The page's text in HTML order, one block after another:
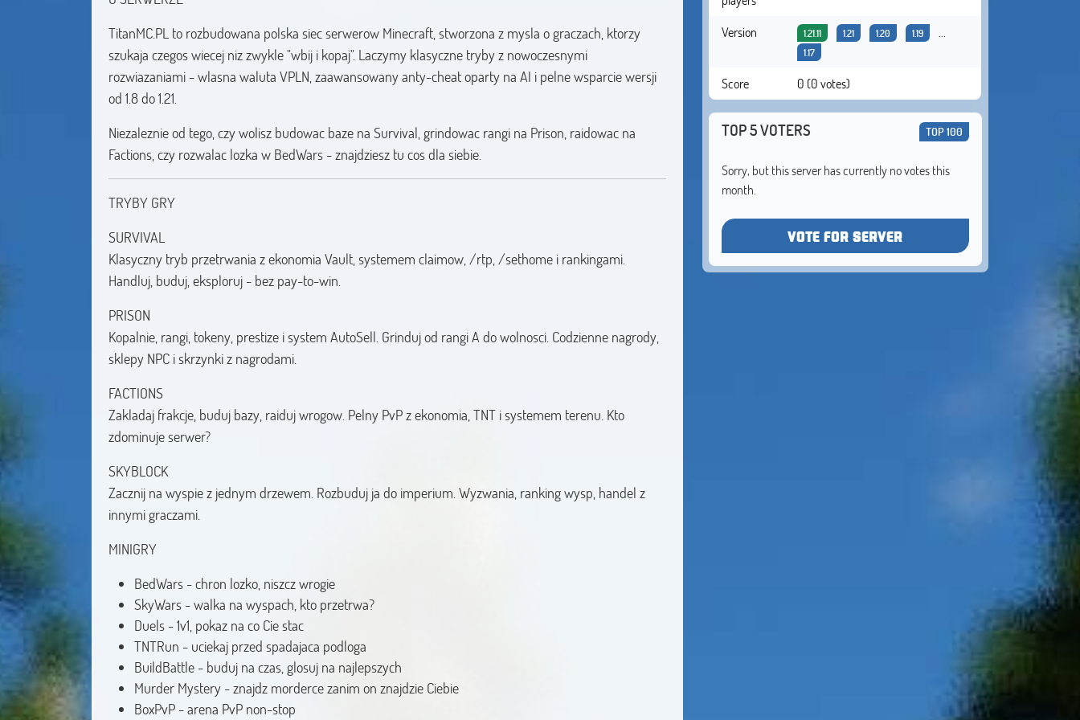
TitanMC.PL to rozbudowana polska siec serwerow Minecraft, stworzona z mysla o graczach, ktorzy
szukaja czegos wiecej niz zwykle "wbij i kopaj". Laczymy klasyczne tryby z nowoczesnymi
rozwiazaniami - wlasna waluta VPLN, zaawansowany anty-cheat oparty na AI i pelne wsparcie wersji
od 1.8 do 1.21.
Niezaleznie od tego, czy wolisz budowac baze na Survival, grindowac rangi na Prison, raidowac na
Factions, czy rozwalac lozka w BedWars - znajdziesz tu cos dla siebie.
TRYBY GRY
SURVIVAL
Klasyczny tryb przetrwania z ekonomia Vault, systemem claimow, /rtp, /sethome i rankingami.
Handluj, buduj, eksploruj - bez pay-to-win.
PRISON
Kopalnie, rangi, tokeny, prestize i system AutoSell. Grinduj od rangi A do wolnosci. Codzienne nagrody,
sklepy NPC i skrzynki z nagrodami.
FACTIONS
Zakladaj frakcje, buduj bazy, raiduj wrogow. Pelny PvP z ekonomia, TNT i systemem terenu. Kto
zdominuje serwer?
SKYBLOCK
Zacznij na wyspie z jednym drzewem. Rozbuduj ja do imperium. Wyzwania, ranking wysp, handel z
innymi graczami.
MINIGRY
BedWars - chron lozko, niszcz wrogie
SkyWars - walka na wyspach, kto przetrwa?
Duels - 1v1, pokaz na co Cie stac
TNTRun - uciekaj przed spadajaca podloga
BuildBattle - buduj na czas, glosuj na najlepszych
Murder Mystery - znajdz morderce zanim on znajdzie Ciebie
BoxPvP - arena PvP non-stop
Version
1.21.11 1.21 1.20 1.19 ...
1.17
Score 0 (0 votes)
TOP 5 VOTERS TOP 100
Sorry, but this server has currently no votes this
month.
VOTE FOR SERVER